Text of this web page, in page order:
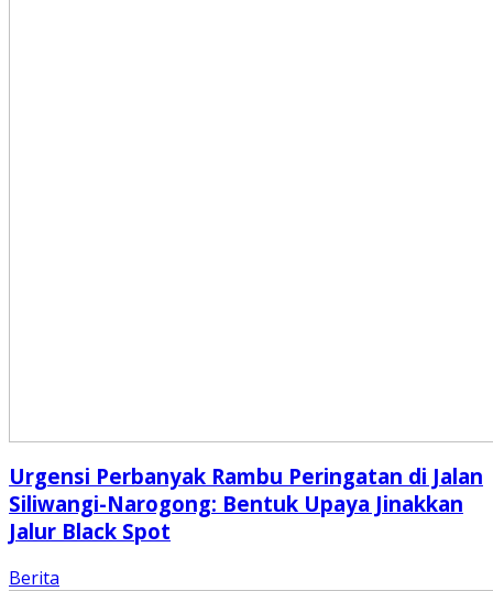
Urgensi Perbanyak Rambu Peringatan di Jalan
Siliwangi-Narogong: Bentuk Upaya Jinakkan
Jalur Black Spot
Berita